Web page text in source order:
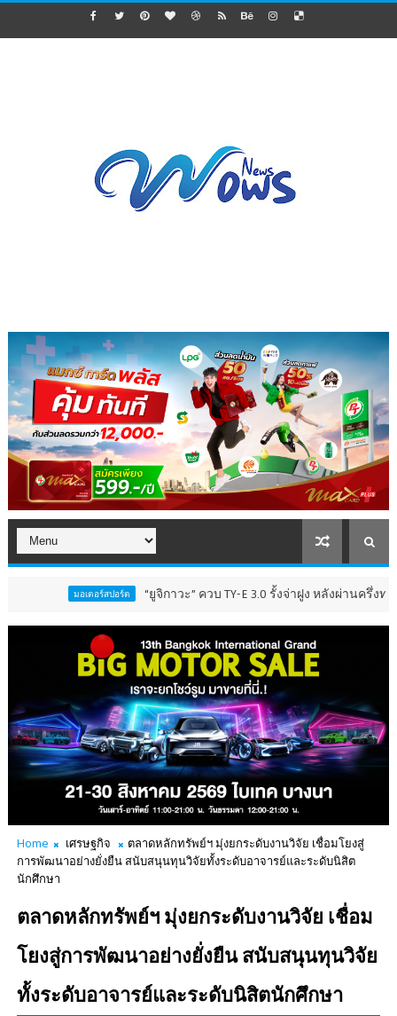
“ยูจิกาวะ” ควบ TY-E 3.0 รั้งจ่าฝูง หลังผ่านครึ่งทาง All
Home เศรษฐกิจ
ตลาดหลักทรัพย์ฯ มุ่งยกระดับงานวิจัย เชื่อมโยงสู่
การพัฒนาอย่างยั่งยืน สนับสนุนทุนวิจัยทั้งระดับอาจารย์และระดับนิสิต
นักศึกษา
ตลาดหลักทรัพย์ฯ มุ่งยกระดับงานวิจัย เชื่อม
โยงสู่การพัฒนาอย่างยั่งยืน สนับสนุนทุนวิจัย
ทั้งระดับอาจารย์และระดับนิสิตนักศึกษา